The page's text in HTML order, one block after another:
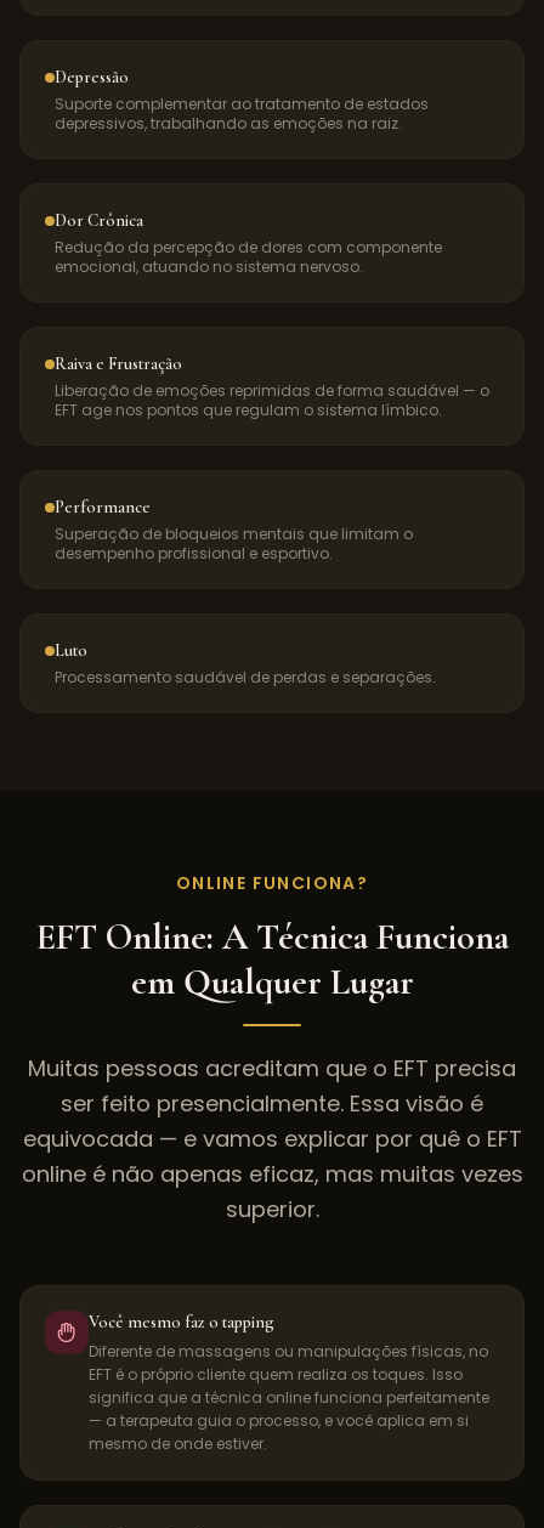
Depressão
Suporte complementar ao tratamento de estados
depressivos, trabalhando as emoções na raiz.
Dor Crônica
Redução da percepção de dores com componente
emocional, atuando no sistema nervoso.
Raiva e Frustração
Liberação de emoções reprimidas de forma saudável — o
EFT age nos pontos que regulam o sistema límbico.
Performance
Superação de bloqueios mentais que limitam o
desempenho profissional e esportivo.
Luto
Processamento saudável de perdas e separações.
ONLINE FUNCIONA?
EFT Online: A Técnica Funciona
em Qualquer Lugar
Muitas pessoas acreditam que o EFT precisa
ser feito presencialmente. Essa visão é
equivocada — e vamos explicar por quê o EFT
online é não apenas eficaz, mas muitas vezes
superior.
Você mesmo faz o tapping
Diferente de massagens ou manipulações físicas, no
EFT é o próprio cliente quem realiza os toques. Isso
significa que a técnica online funciona perfeitamente
— a terapeuta guia o processo, e você aplica em si
mesmo de onde estiver.